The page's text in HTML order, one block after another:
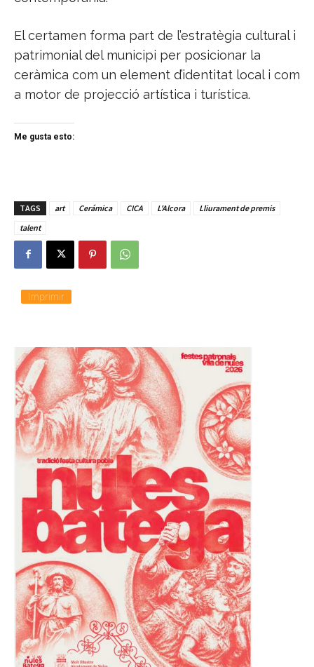
El certamen forma part de l’estratègia cultural i
patrimonial del municipi per posicionar la
ceràmica com un element d’identitat local i com
a motor de projecció artística i turística.
Me gusta esto:
TAGS art Cerámica CICA L'Alcora
Lliurament de premis
talent
Imprimir